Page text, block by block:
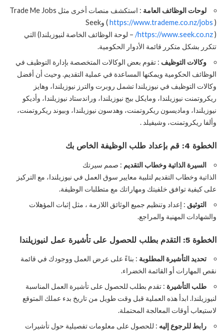
لوحات الوظائف العامة
: استكشف منصات أخرى مثل Trade Me Jobs
(https://www.trademe.co.nz/jobs
) وSeek
(
https://www.seek.co.nz/ – لوحة الوظائف الخاصة لنيوزيلندا) التي
تتكرر بشكل متكرر قائمة الأدوار الحكومية.
وكالات التوظيف : تقوم بعض الوكالات المتخصصة بإدارة التوظيف في
الوظائف الحكومية ويمكنها المساعدة في عملية التقديم. وحيث أن أفضل
وكالات التوظيف في نيوزيلندا تشمل روبرت والترز نيوزيلندا، وهايز
ريكروتمنت نيوزيلندا، ومايكل بيج نيوزيلندا، وراندستاد نيوزيلندا، وأديكو
نيوزيلندا، وماديسون ريكروتمنت، وهدسون نيوزيلندا، وبيوند ريكروتمنت،
وألفا ريكروتمنت، وشيفيلد .
الخطوة 4: قم بإعداد طلب الوظيفة الخاص بك
السيرة الذاتية وخطاب التقديم : صمم سيرتك
الذاتية وخطاب التقديم لتلبية معايير سوق العمل في نيوزيلندا، مع التركيز
على كيفية توافق خلفيتك ومهاراتك مع متطلبات الوظيفة.
التوثيق : إعداد وتنظيم جميع الوثائق اللازمة ، مثل إثبات المؤهلات
والشهادات المهنية والمراجع.
الخطوة 5: التقدم بطلب للحصول على تأشيرة عمل لنيوزيلندا
تحديد التأشيرة المطلوبة : بناءً على عرض العمل ووجودك في قائمة
نقص المهارات أو القائمة الخضراء.
طلب التأشيرة : تقدم بطلب للحصول على تأشيرة العمل المناسبة
لنيوزيلندا. ابدأ هذه العملية قبل وقت طويل من تاريخ بدء عملك المتوقع
لاستيعاب أوقات المعالجة المحتملة.
رابط للرجوع إليه : للحصول على معلومات تفصيلية حول تأشيرات